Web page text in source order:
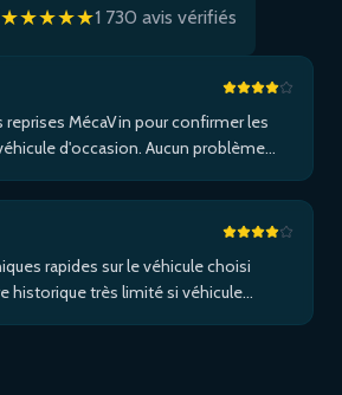
★★★★★1 730 avis vérifiés
reprises MécaVin pour confirmer les
d'occasion. Aucun problème
(pas de données) puis un I-Pace via
rapides sur le véhicule choisi
historique très limité si véhicule